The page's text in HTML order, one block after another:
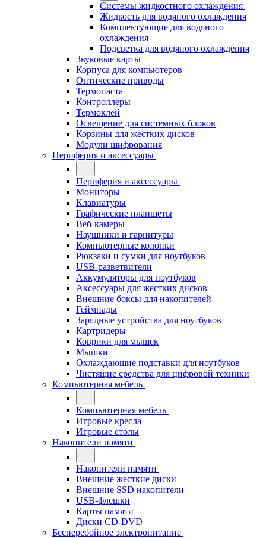
Системы жидкостного охлаждения
Жидкость для водяного охлаждения
Комплектующие для водяного
охлаждения
Подсветка для водяного охлаждения
Звуковые карты
Корпуса для компьютеров
Оптические приводы
Термопаста
Контроллеры
Термоклей
Освещение для системных блоков
Корзины для жестких дисков
Модули шифрования
Периферия и аксессуары
Периферия и аксессуары
Мониторы
Клавиатуры
Графические планшеты
Веб-камеры
Наушники и гарнитуры
Компьютерные колонки
Рюкзаки и сумки для ноутбуков
USB-разветвители
Аккумуляторы для ноутбуков
Аксессуары для жестких дисков
Внешние боксы для накопителей
Геймпады
Зарядные устройства для ноутбуков
Картридеры
Коврики для мышек
Мышки
Охлаждающие подставки для ноутбуков
Чистящие средства для цифровой техники
Компьютерная мебель
Компьютерная мебель
Игровые кресла
Игровые столы
Накопители памяти
Накопители памяти
Внешние жесткие диски
Внешние SSD накопители
USB-флешки
Карты памяти
Диски CD-DVD
Бесперебойное электропитание